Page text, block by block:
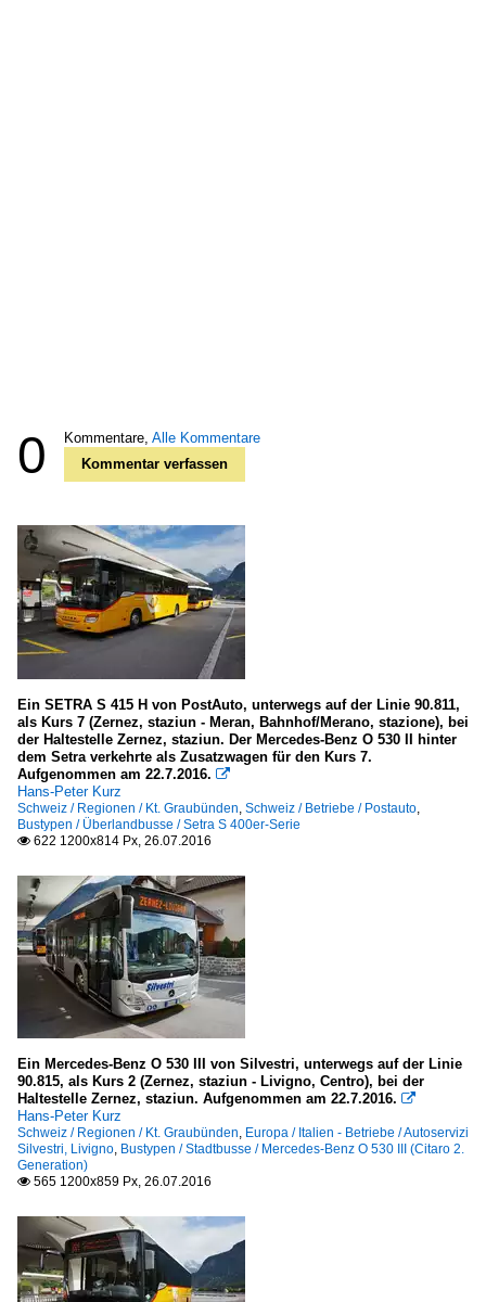
0 Kommentare, Alle Kommentare
Kommentar verfassen
Ein SETRA S 415 H von PostAuto, unterwegs auf der Linie 90.811,
als Kurs 7 (Zernez, staziun - Meran, Bahnhof/Merano, stazione), bei
der Haltestelle Zernez, staziun. Der Mercedes-Benz O 530 II hinter
dem Setra verkehrte als Zusatzwagen für den Kurs 7.
Aufgenommen am 22.7.2016. 
Hans-Peter Kurz
Schweiz / Regionen / Kt. Graubünden, Schweiz / Betriebe / Postauto,
Bustypen / Überlandbusse / Setra S 400er-Serie
 622 1200x814 Px, 26.07.2016
Ein Mercedes-Benz O 530 III von Silvestri, unterwegs auf der Linie
90.815, als Kurs 2 (Zernez, staziun - Livigno, Centro), bei der
Haltestelle Zernez, staziun. Aufgenommen am 22.7.2016. 
Hans-Peter Kurz
Schweiz / Regionen / Kt. Graubünden, Europa / Italien - Betriebe / Autoservizi
Silvestri, Livigno, Bustypen / Stadtbusse / Mercedes-Benz O 530 III (Citaro 2.
Generation)
 565 1200x859 Px, 26.07.2016